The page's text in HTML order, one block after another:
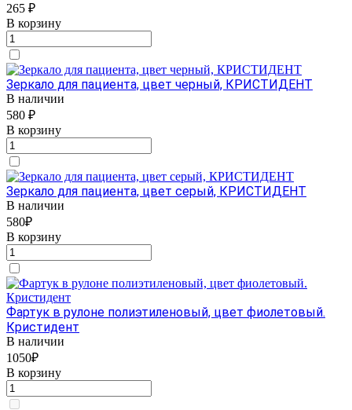
265 ₽
В корзину
Зеркало для пациента, цвет черный, КРИСТИДЕНТ
В наличии
580 ₽
В корзину
Зеркало для пациента, цвет серый, КРИСТИДЕНТ
В наличии
580₽
В корзину
Фартук в рулоне полиэтиленовый, цвет фиолетовый.
Кристидент
В наличии
1050₽
В корзину